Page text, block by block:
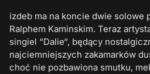
izdeb ma na koncie dwie solowe
Ralphem Kaminskim. Teraz
singiel “Dalie“, będący
najciemniejszych zakamarków
choć nie pozbawiona smutku,